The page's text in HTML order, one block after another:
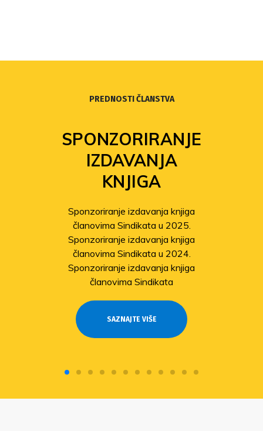
PREDNOSTI ČLANSTVA
SPONZORIRANJE
IZDAVANJA
KNJIGA
Sponzoriranje izdavanja knjiga
članovima Sindikata u 2025.
Sponzoriranje izdavanja knjiga
članovima Sindikata u 2024.
Sponzoriranje izdavanja knjiga
članovima Sindikata
SAZNAJTE VIŠE